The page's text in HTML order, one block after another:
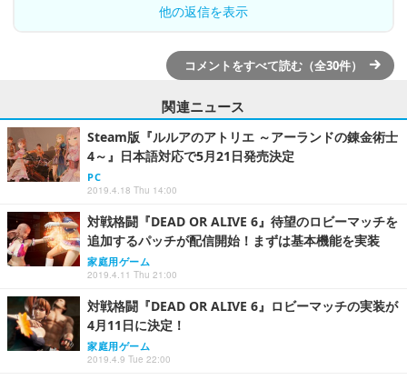
他の返信を表示
コメントをすべて読む（全30件）
関連ニュース
Steam版『ルルアのアトリエ ～アーランドの錬金術士
4～』日本語対応で5月21日発売決定
PC
2019.4.18 Thu 14:00
対戦格闘『DEAD OR ALIVE 6』待望のロビーマッチを
追加するパッチが配信開始！まずは基本機能を実装
家庭用ゲーム
2019.4.11 Thu 21:00
対戦格闘『DEAD OR ALIVE 6』ロビーマッチの実装が
4月11日に決定！
家庭用ゲーム
2019.4.9 Tue 22:00